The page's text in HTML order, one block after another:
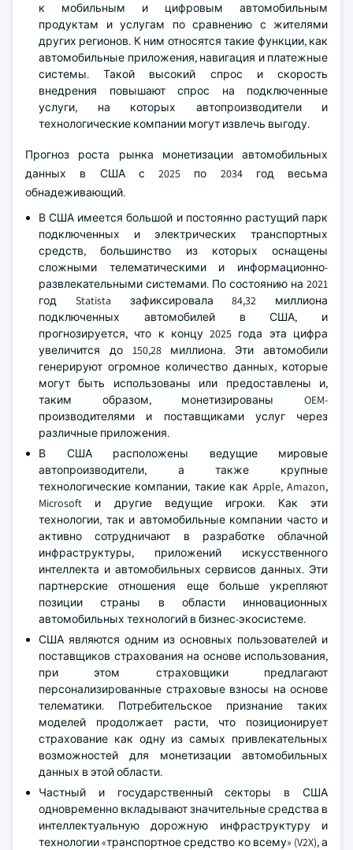
к мобильным и цифровым автомобильным
продуктам и услугам по сравнению с жителями
других регионов. К ним относятся такие функции, как
автомобильные приложения, навигация и платежные
системы. Такой высокий спрос и скорость
внедрения повышают спрос на подключенные
услуги, на которых автопроизводители и
технологические компании могут извлечь выгоду.
Прогноз роста рынка монетизации автомобильных
данных в США с 2025 по 2034 год весьма
обнадеживающий.
В США имеется большой и постоянно растущий парк
подключенных и электрических транспортных
средств, большинство из которых оснащены
сложными телематическими и информационно-
развлекательными системами. По состоянию на 2021
год Statista зафиксировала 84,32 миллиона
подключенных автомобилей в США, и
прогнозируется, что к концу 2025 года эта цифра
увеличится до 150,28 миллиона. Эти автомобили
генерируют огромное количество данных, которые
могут быть использованы или предоставлены и,
таким образом, монетизированы OEM-
производителями и поставщиками услуг через
различные приложения.
В США расположены ведущие мировые
автопроизводители, а также крупные
технологические компании, такие как Apple, Amazon,
Microsoft и другие ведущие игроки. Как эти
технологии, так и автомобильные компании часто и
активно сотрудничают в разработке облачной
инфраструктуры, приложений искусственного
интеллекта и автомобильных сервисов данных. Эти
партнерские отношения еще больше укрепляют
позиции страны в области инновационных
автомобильных технологий в бизнес-экосистеме.
США являются одним из основных пользователей и
поставщиков страхования на основе использования,
при этом страховщики предлагают
персонализированные страховые взносы на основе
телематики. Потребительское признание таких
моделей продолжает расти, что позиционирует
страхование как одну из самых привлекательных
возможностей для монетизации автомобильных
данных в этой области.
Частный и государственный секторы в США
одновременно вкладывают значительные средства в
интеллектуальную дорожную инфраструктуру и
технологии «транспортное средство ко всему» (V2X), а